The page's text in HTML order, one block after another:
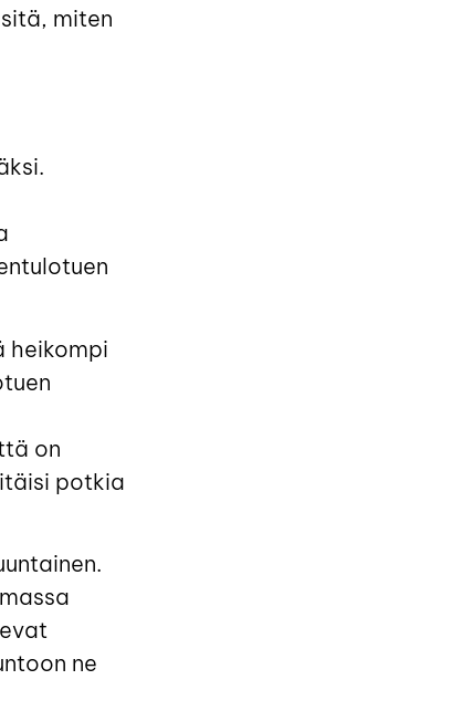
miten
heikompi
on
potkia
ne